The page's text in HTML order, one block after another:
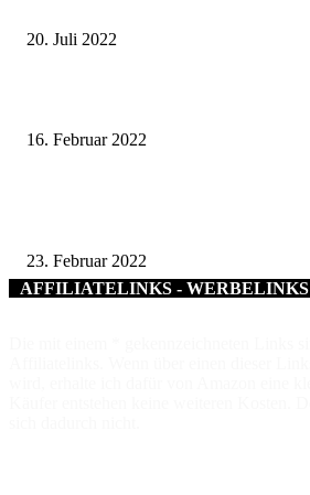
20. Juli 2022
16. Februar 2022
23. Februar 2022
AFFILIATELINKS - WERBELINKS